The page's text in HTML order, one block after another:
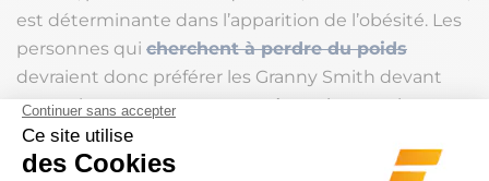
est déterminante dans l’apparition de l’obésité. Les
personnes qui cherchent à perdre du poids
devraient donc préférer les Granny Smith devant
toutes les autres pommes, même si toutes les
pommes possèdent ces propriétés.